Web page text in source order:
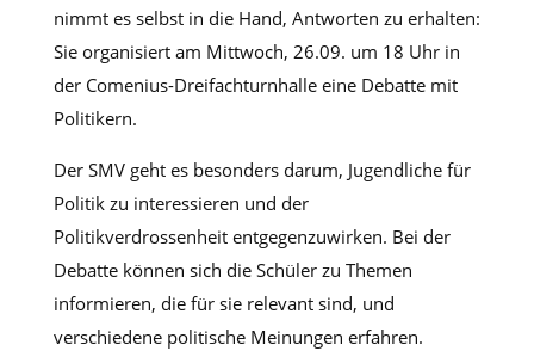
nimmt es selbst in die Hand, Antworten zu erhalten:
Sie organisiert am Mittwoch, 26.09. um 18 Uhr in
der Comenius-Dreifachturnhalle eine Debatte mit
Politikern.
Der SMV geht es besonders darum, Jugendliche für
Politik zu interessieren und der
Politikverdrossenheit entgegenzuwirken. Bei der
Debatte können sich die Schüler zu Themen
informieren, die für sie relevant sind, und
verschiedene politische Meinungen erfahren.